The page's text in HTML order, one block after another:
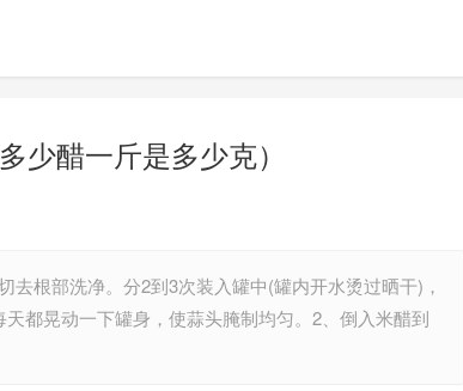
少醋一斤是多少克）
根部洗净。分2到3次装入罐中(罐内开水烫过晒干)，
都晃动一下罐身，使蒜头腌制均匀。2、倒入米醋到